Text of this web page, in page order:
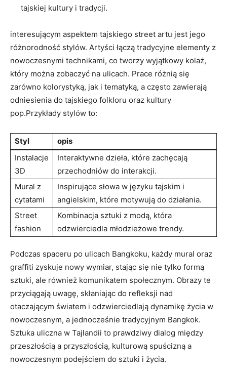
tajskiej kultury i tradycji.
interesującym aspektem tajskiego street artu jest jego
różnorodność stylów. Artyści łączą tradycyjne elementy z
nowoczesnymi technikami, co tworzy wyjątkowy kolaż,
który można zobaczyć na ulicach. Prace różnią się
zarówno kolorystyką, jak i tematyką, a często zawierają
odniesienia do tajskiego folkloru oraz kultury
pop.Przykłady stylów to:
Styl
opis
Instalacje
3D
Interaktywne dzieła, które zachęcają
przechodniów do interakcji.
Mural z
cytatami
Inspirujące słowa w języku tajskim i
angielskim, które motywują do działania.
Street
fashion
Kombinacja sztuki z modą, która
odzwierciedla młodzieżowe trendy.
Podczas spaceru po ulicach Bangkoku, każdy mural oraz
graffiti zyskuje nowy wymiar, stając się nie tylko formą
sztuki, ale również komunikatem społecznym. Obrazy te
przyciągają uwagę, skłaniając do refleksji nad
otaczającym światem i odzwierciedlają dynamikę życia w
nowoczesnym, a jednocześnie tradycyjnym Bangkok.
Sztuka uliczna w Tajlandii to prawdziwy dialog między
przeszłością a przyszłością, kulturową spuścizną a
nowoczesnym podejściem do sztuki i życia.